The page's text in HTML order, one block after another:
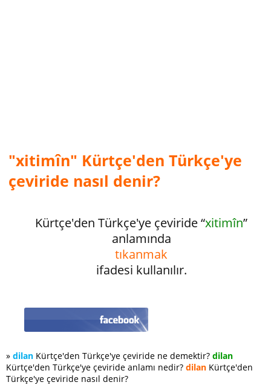
"xitimîn" Kürtçe'den Türkçe'ye
çeviride nasıl denir?
Kürtçe'den Türkçe'ye çeviride “xitimîn”
anlamında
tıkanmak
ifadesi kullanılır.
» dilan Kürtçe'den Türkçe'ye çeviride ne demektir? dilan
Kürtçe'den Türkçe'ye çeviride anlamı nedir? dilan Kürtçe'den
Türkçe'ye çeviride nasıl denir?